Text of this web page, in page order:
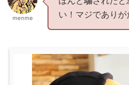
menme
い！マジでありが